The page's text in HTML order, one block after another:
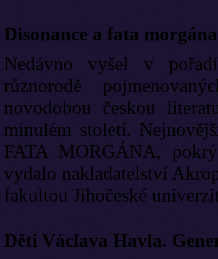
Disonance a fata morgána
Nedávno vyšel v
různorodě
novodobou českou
minulém století.
FATA MORGÁNA,
vydalo nakladatelství
fakultou Jihočeské
Děti Václava Havla.